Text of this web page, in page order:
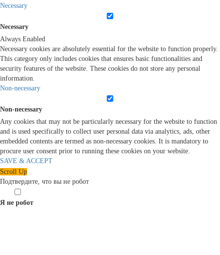
Necessary
Necessary
Always Enabled
Necessary cookies are absolutely essential for the website to function properly.
This category only includes cookies that ensures basic functionalities and
security features of the website. These cookies do not store any personal
information.
Non-necessary
Non-necessary
Any cookies that may not be particularly necessary for the website to function
and is used specifically to collect user personal data via analytics, ads, other
embedded contents are termed as non-necessary cookies. It is mandatory to
procure user consent prior to running these cookies on your website.
SAVE & ACCEPT
Scroll Up
Подтвердите, что вы не робот
Я не робот